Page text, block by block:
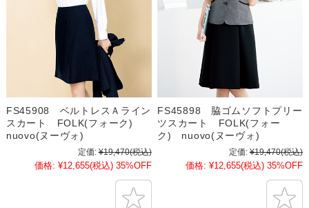
FS45908 ベルトレスＡライン
スカート FOLK(フォーク)
nuovo(ヌーヴォ)
定価: ¥19,470(税込)
価格: ¥12,655(税込) 35%OFF
FS45898 脇ゴムソフトプリー
ツスカート FOLK(フォー
ク) nuovo(ヌーヴォ)
定価: ¥19,470(税込)
価格: ¥12,655(税込) 35%OFF